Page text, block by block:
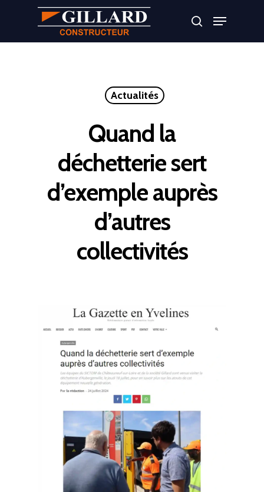
Actualités
Quand la
déchetterie sert
d’exemple auprès
d’autres
collectivités